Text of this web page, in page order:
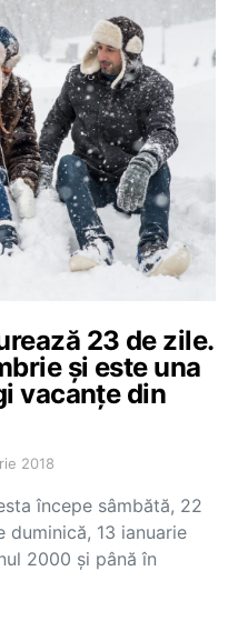
23 de zile.
și este una
vacanțe din
2018
începe sâmbătă, 22
duminică, 13 ianuarie
2000 și până în